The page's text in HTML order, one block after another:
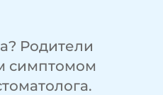
Родители
симптомом